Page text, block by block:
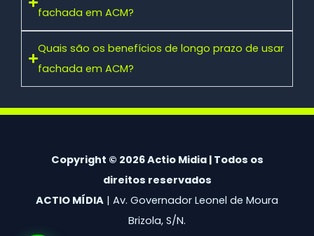
fachada em ACM?
Quais são os benefícios de longo prazo de usar
fachada em ACM?
Copyright © 2026 Actio Midia | Todos os
direitos reservados
ACTIO MÍDIA | Av. Governador Leonel de Moura
Brizola, S/N.